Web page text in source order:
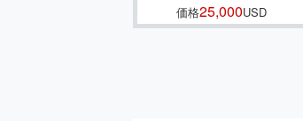
価格25,000USD